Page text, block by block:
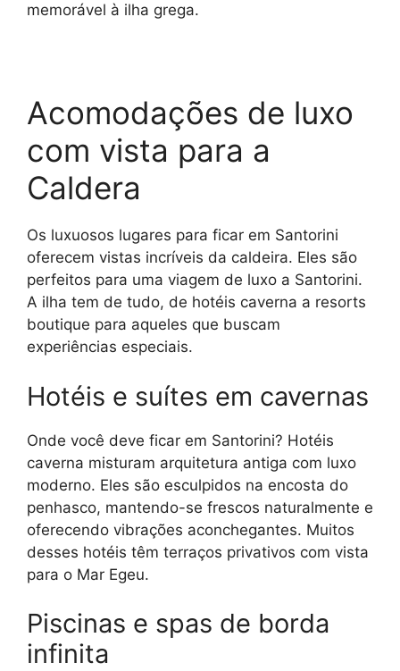
memorável à ilha grega.
Acomodações de luxo
com vista para a
Caldera
Os luxuosos lugares para ficar em Santorini
oferecem vistas incríveis da caldeira. Eles são
perfeitos para uma viagem de luxo a Santorini.
A ilha tem de tudo, de hotéis caverna a resorts
boutique para aqueles que buscam
experiências especiais.
Hotéis e suítes em cavernas
Onde você deve ficar em Santorini? Hotéis
caverna misturam arquitetura antiga com luxo
moderno. Eles são esculpidos na encosta do
penhasco, mantendo-se frescos naturalmente e
oferecendo vibrações aconchegantes. Muitos
desses hotéis têm terraços privativos com vista
para o Mar Egeu.
Piscinas e spas de borda
infinita